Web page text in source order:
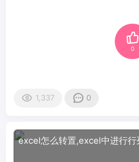
0
1,337 0
excel怎么转置,excel中进行行